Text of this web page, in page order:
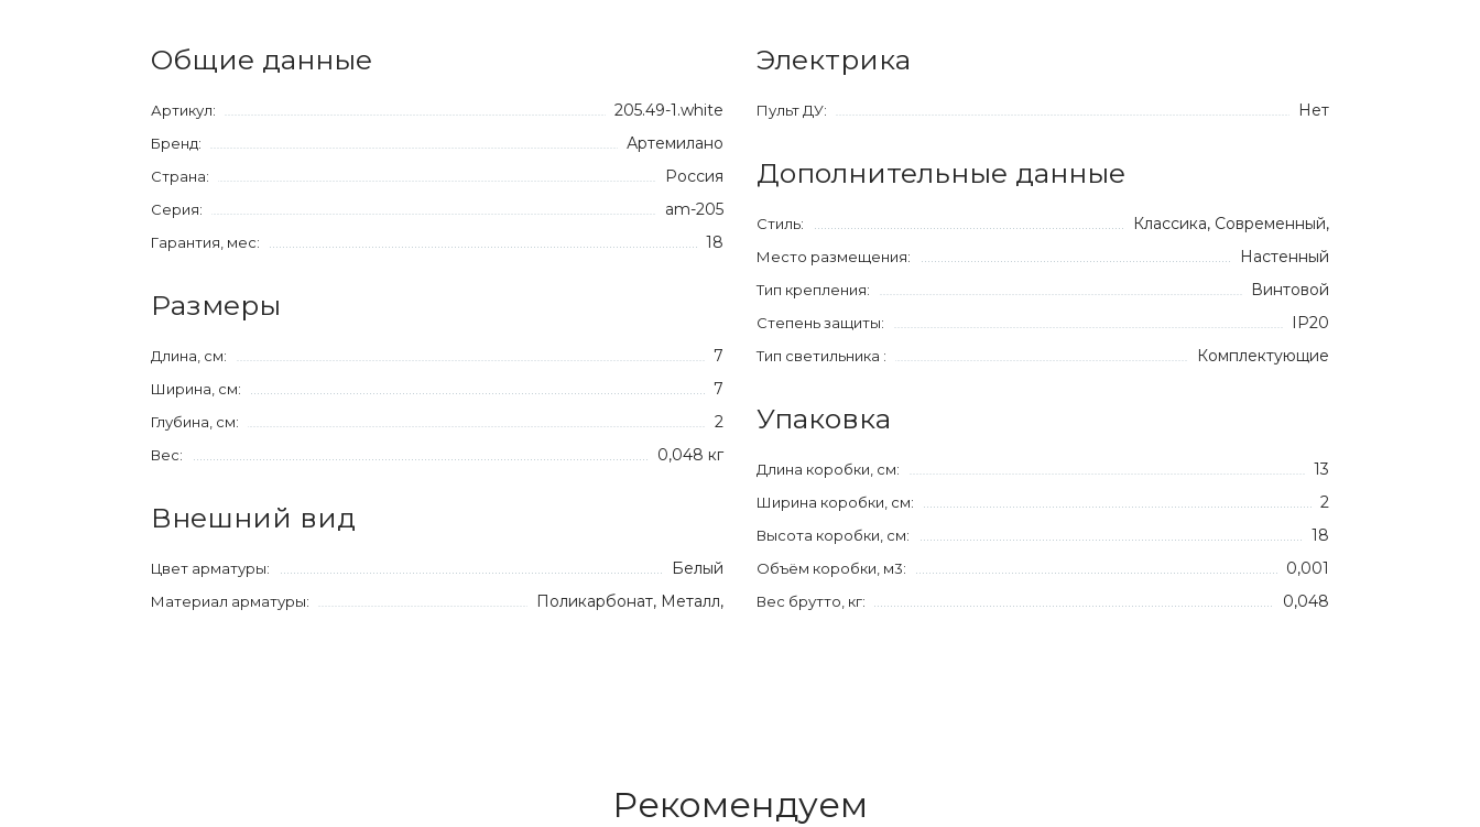
Общие данные
Артикул: 205.49-1.white
Бренд: Артемилано
Страна: Россия
Серия: am-205
Гарантия, мес: 18
Размеры
Длина, см: 7
Ширина, см: 7
Глубина, см: 2
Вес: 0,048 кг
Внешний вид
Цвет арматуры: Белый
Материал арматуры: Поликарбонат, Металл,
Электрика
Пульт ДУ: Нет
Дополнительные данные
Стиль: Классика, Современный,
Место размещения: Настенный
Тип крепления: Винтовой
Степень защиты: IP20
Тип светильника : Комплектующие
Упаковка
Длина коробки, см: 13
Ширина коробки, см: 2
Высота коробки, см: 18
Объём коробки, м3: 0,001
Вес брутто, кг: 0,048
Рекомендуем